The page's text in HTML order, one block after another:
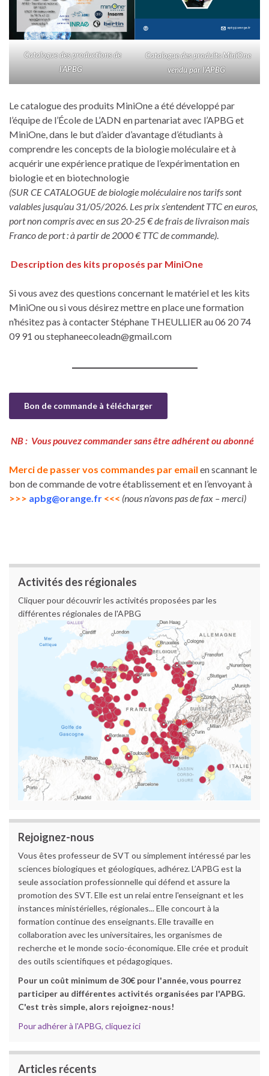
Catalogue des productions de
l’APBG
Catalogue des produits MiniOne
vendu par l’APBG
Le catalogue des produits MiniOne a été développé par
l’équipe de l’École de L’ADN en partenariat avec l’APBG et
MiniOne, dans le but d’aider d’avantage d’étudiants à
comprendre les concepts de la biologie moléculaire et à
acquérir une expérience pratique de l’expérimentation en
biologie et en biotechnologie
(SUR CE CATALOGUE de biologie moléculaire nos tarifs sont
valables jusqu’au 31/05/2026. Les prix s’entendent TTC en euros,
port non compris avec en sus 20-25 € de frais de livraison mais
Franco de port : à partir de 2000 € TTC de commande).
Description des kits proposés par MiniOne
Si vous avez des questions concernant le matériel et les kits
MiniOne ou si vous désirez mettre en place une formation
n’hésitez pas à contacter Stéphane THEULLIER au 06 20 74
09 91 ou stephaneecoleadn@gmail.com
Bon de commande à télécharger
NB : Vous pouvez commander sans être adhérent ou abonné
Merci de passer vos commandes par email en scannant le
bon de commande de votre établissement et en l’envoyant à
>>> apbg@orange.fr <<< (nous n’avons pas de fax – merci)
Activités des régionales
Cliquer pour découvrir les activités proposées par les
différentes régionales de l'APBG
Rejoignez-nous
Vous êtes professeur de SVT ou simplement intéressé par les
sciences biologiques et géologiques, adhérez. L’APBG est la
seule association professionnelle qui défend et assure la
promotion des SVT. Elle est un relai entre l'enseignant et les
instances ministérielles, régionales... Elle concourt à la
formation continue des enseignants. Elle travaille en
collaboration avec les universitaires, les organismes de
recherche et le monde socio-économique. Elle crée et produit
des outils scientifiques et pédagogiques.
Pour un coût minimum de 30€ pour l'année, vous pourrez
participer au différentes activités organisées par l'APBG.
C'est très simple, alors rejoignez-nous!
Pour adhérer à l'APBG, cliquez ici
Articles récents